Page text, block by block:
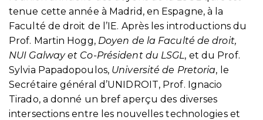
tenue cette année à Madrid, en Espagne, à la
Faculté de droit de l’IE. Après les introductions du
Prof. Martin Hogg, Doyen de la Faculté de droit,
NUI Galway et Co-Président du LSGL , et du Prof.
Sylvia Papadopoulos, Université de Pretoria, le
Secrétaire général d’UNIDROIT, Prof. Ignacio
Tirado, a donné un bref aperçu des diverses
intersections entre les nouvelles technologies et